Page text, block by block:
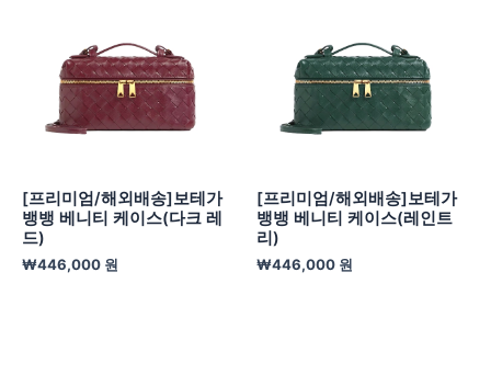
[프리미엄/해외배송]보테가
뱅뱅 베니티 케이스(다크 레
드)
₩446,000 원
[프리미엄/해외배송]보테가
뱅뱅 베니티 케이스(레인트
리)
₩446,000 원